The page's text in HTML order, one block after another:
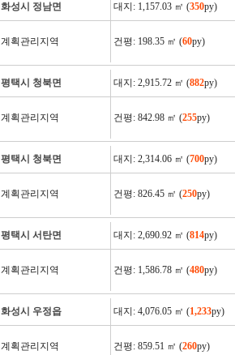
화성시 정남면 대지: 1,157.03 ㎡ (350py)
계획관리지역 건평: 198.35 ㎡ (60py)
평택시 청북면 대지: 2,915.72 ㎡ (882py)
계획관리지역 건평: 842.98 ㎡ (255py)
평택시 청북면 대지: 2,314.06 ㎡ (700py)
계획관리지역 건평: 826.45 ㎡ (250py)
평택시 서탄면 대지: 2,690.92 ㎡ (814py)
계획관리지역 건평: 1,586.78 ㎡ (480py)
화성시 우정읍 대지: 4,076.05 ㎡ (1,233py)
계획관리지역 건평: 859.51 ㎡ (260py)